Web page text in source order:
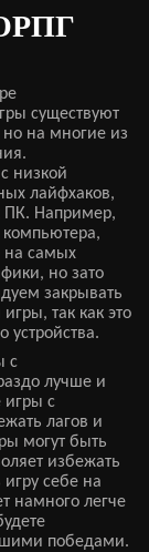
существуют
но на многие из
низкой
лайфхаков,
ПК. Например,
на самых
но зато
закрывать
так как это
устройства.
с
лучше и
игры с
лагов и
могут быть
избежать
себе на
намного легче
победами.